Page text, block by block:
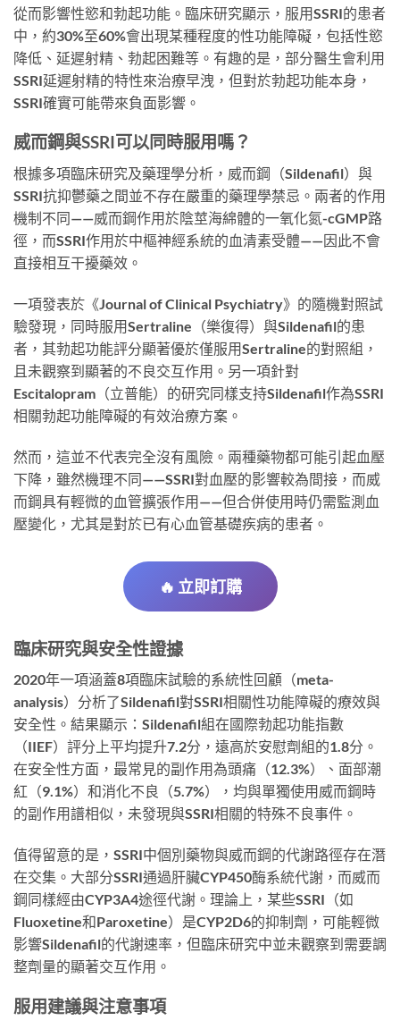
從而影響性慾和勃起功能。臨床研究顯示，服用SSRI的患者
中，約30%至60%會出現某種程度的性功能障礙，包括性慾
降低、延遲射精、勃起困難等。有趣的是，部分醫生會利用
SSRI延遲射精的特性來治療早洩，但對於勃起功能本身，
SSRI確實可能帶來負面影響。
威而鋼與SSRI可以同時服用嗎？
根據多項臨床研究及藥理學分析，威而鋼（Sildenafil）與
SSRI抗抑鬱藥之間並不存在嚴重的藥理學禁忌。兩者的作用
機制不同——威而鋼作用於陰莖海綿體的一氧化氮-cGMP路
徑，而SSRI作用於中樞神經系統的血清素受體——因此不會
直接相互干擾藥效。
一項發表於《Journal of Clinical Psychiatry》的隨機對照試
驗發現，同時服用Sertraline（樂復得）與Sildenafil的患
者，其勃起功能評分顯著優於僅服用Sertraline的對照組，
且未觀察到顯著的不良交互作用。另一項針對
Escitalopram（立普能）的研究同樣支持Sildenafil作為SSRI
相關勃起功能障礙的有效治療方案。
然而，這並不代表完全沒有風險。兩種藥物都可能引起血壓
下降，雖然機理不同——SSRI對血壓的影響較為間接，而威
而鋼具有輕微的血管擴張作用——但合併使用時仍需監測血
壓變化，尤其是對於已有心血管基礎疾病的患者。
🔥 立即訂購
臨床研究與安全性證據
2020年一項涵蓋8項臨床試驗的系統性回顧（meta-
analysis）分析了Sildenafil對SSRI相關性功能障礙的療效與
安全性。結果顯示：Sildenafil組在國際勃起功能指數
（IIEF）評分上平均提升7.2分，遠高於安慰劑組的1.8分。
在安全性方面，最常見的副作用為頭痛（12.3%）、面部潮
紅（9.1%）和消化不良（5.7%），均與單獨使用威而鋼時
的副作用譜相似，未發現與SSRI相關的特殊不良事件。
值得留意的是，SSRI中個別藥物與威而鋼的代謝路徑存在潛
在交集。大部分SSRI通過肝臟CYP450酶系統代謝，而威而
鋼同樣經由CYP3A4途徑代謝。理論上，某些SSRI（如
Fluoxetine和Paroxetine）是CYP2D6的抑制劑，可能輕微
影響Sildenafil的代謝速率，但臨床研究中並未觀察到需要調
整劑量的顯著交互作用。
服用建議與注意事項